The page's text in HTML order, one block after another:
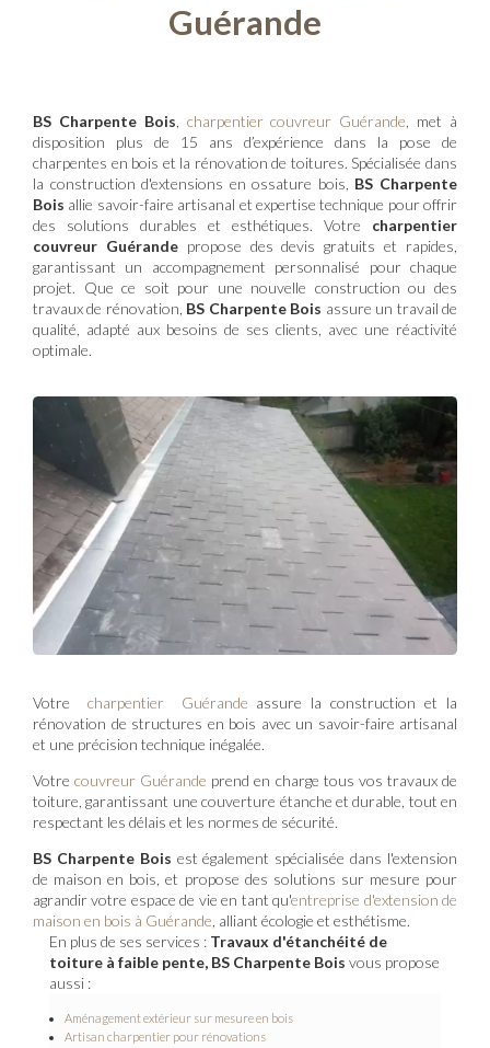
Guérande
BS Charpente Bois charpentier couvreur Guérande , met à
disposition plus de 15 ans d’expérience dans la pose de
charpentes en bois et la rénovation de toitures. Spécialisée dans
la construction d'extensions en ossature bois, BS Charpente
Bois allie savoir-faire artisanal et expertise technique pour offrir
des solutions durables et esthétiques. Votre charpentier
couvreur Guérandepropose des devis gratuits et rapides,
garantissant un accompagnement personnalisé pour chaque
projet. Que ce soit pour une nouvelle construction ou des
travaux de rénovation, BS Charpente Bois assure un travail de
qualité, adapté aux besoins de ses clients, avec une réactivité
optimale.
Votre charpentier Guérande assure la construction et la
rénovation de structures en bois avec un savoir-faire artisanal
et une précision technique inégalée.
Votrecouvreur Guérande prend en charge tous vos travaux de
toiture, garantissant une couverture étanche et durable, tout en
respectant les délais et les normes de sécurité.
BS Charpente Bois est également spécialisée dans l'extension
de maison en bois, et propose des solutions sur mesure pour
agrandir votre espace de vie en tant qu'entreprise d'extension de
maison en bois à Guérande , alliant écologie et esthétisme.
En plus de ses services : Travaux d'étanchéité de
toiture à faible pente, BS Charpente Bois vous propose
aussi :
Aménagement extérieur sur mesure en bois
Artisan charpentier pour rénovations